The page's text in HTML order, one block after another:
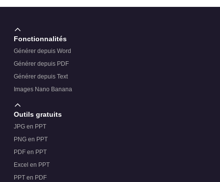
Fonctionnalités
Générer depuis Word
Générer depuis PDF
Générer depuis Text
Images Nano Banana
Outils gratuits
JPG en PPT
PNG en PPT
PDF en PPT
Excel en PPT
PPT en PDF